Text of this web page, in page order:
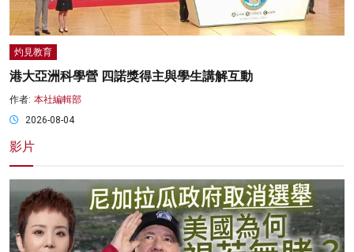
灼見教育
港大亞洲科學營 四諾獎得主與學生講解互動
作者: 本社編輯部
2026-08-04
影片